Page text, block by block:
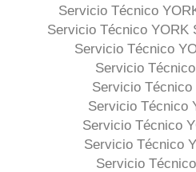
Servicio Técnico
Servicio Técnico YORK
Servicio Técnico
Servicio
Servicio Técnico
Servicio Técnico
Servicio Técnico
Servicio Técnico
Servicio